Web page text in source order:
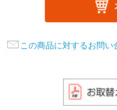
この商品に対するお問い